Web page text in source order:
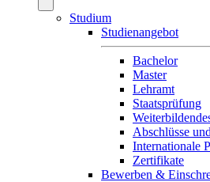
Studium
Studienangebot
Bachelor
Master
Lehramt
Staatsprüfung
Abschlüsse
Internationale
Zertifikate
Bewerben &